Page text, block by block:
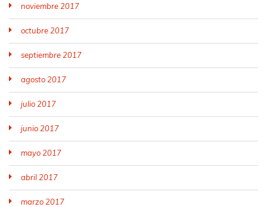
noviembre 2017
octubre 2017
septiembre 2017
agosto 2017
julio 2017
junio 2017
mayo 2017
abril 2017
marzo 2017